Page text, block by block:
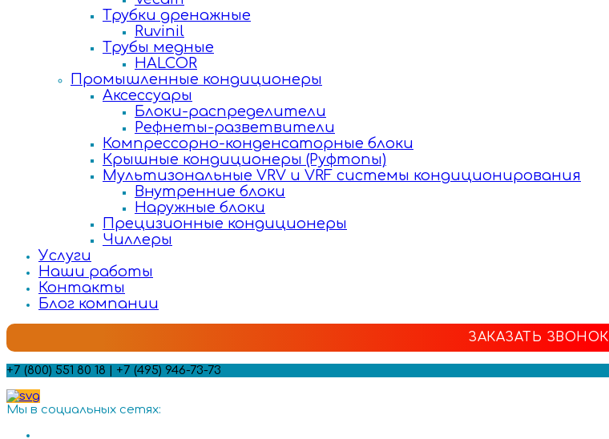
Трубки дренажные
Ruvinil
Трубы медные
HALCOR
Промышленные кондиционеры
Аксессуары
Блоки-распределители
Рефнеты-разветвители
Компрессорно-конденсаторные блоки
Крышные кондиционеры (Руфтопы)
Мультизональные VRV и VRF системы кондиционирования
Внутренние блоки
Наружные блоки
Прецизионные кондиционеры
Чиллеры
Услуги
Наши работы
Контакты
Блог компании
ЗАКАЗАТЬ ЗВОНОК
+7 (800) 551 80 18 | +7 (495) 946-73-73
Мы в социальных сетях: